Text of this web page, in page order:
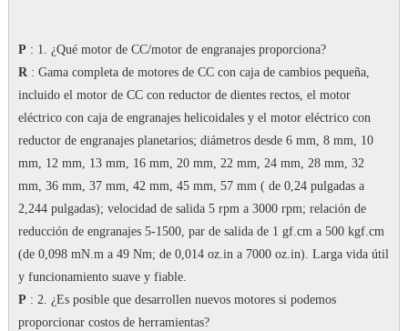
P : 1. ¿Qué motor de CC/motor de engranajes proporciona?
R: Gama completa de motores de CC con caja de cambios pequeña,
incluido el motor de CC con reductor de dientes rectos, el motor
eléctrico con caja de engranajes helicoidales y el motor eléctrico con
reductor de engranajes planetarios; diámetros desde 6 mm, 8 mm, 10
mm, 12 mm, 13 mm, 16 mm, 20 mm, 22 mm, 24 mm, 28 mm, 32
mm, 36 mm, 37 mm, 42 mm, 45 mm, 57 mm ( de 0,24 pulgadas a
2,244 pulgadas); velocidad de salida 5 rpm a 3000 rpm; relación de
reducción de engranajes 5-1500, par de salida de 1 gf.cm a 500 kgf.cm
(de 0,098 mN.m a 49 Nm; de 0,014 oz.in a 7000 oz.in). Larga vida útil
y funcionamiento suave y fiable.
P : 2. ¿Es posible que desarrollen nuevos motores si podemos
proporcionar costos de herramientas?